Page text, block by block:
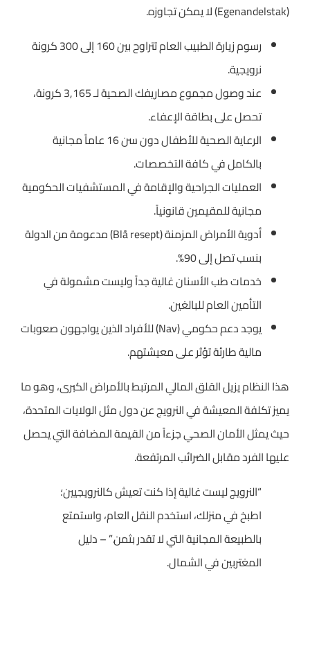
(Egenandelstak) لا يمكن تجاوزه.
رسوم زيارة الطبيب العام تتراوح بين 160 إلى 300 كرونة
نرويجية.
عند وصول مجموع مصاريفك الصحية لـ 3,165 كرونة،
تحصل على بطاقة الإعفاء.
الرعاية الصحية للأطفال دون سن 16 عاماً مجانية
بالكامل في كافة التخصصات.
العمليات الجراحية والإقامة في المستشفيات الحكومية
مجانية للمقيمين قانونياً.
أدوية الأمراض المزمنة (Blå resept) مدعومة من الدولة
بنسب تصل إلى 90%.
خدمات طب الأسنان غالية جداً وليست مشمولة في
التأمين العام للبالغين.
يوجد دعم حكومي (Nav) للأفراد الذين يواجهون صعوبات
مالية طارئة تؤثر على معيشتهم.
هذا النظام يزيل القلق المالي المرتبط بالأمراض الكبرى، وهو ما
يميز تكلفة المعيشة في النرويج عن دول مثل الولايات المتحدة،
حيث يمثل الأمان الصحي جزءاً من القيمة المضافة التي يحصل
عليها الفرد مقابل الضرائب المرتفعة.
“النرويج ليست غالية إذا كنت تعيش كالنرويجيين؛
اطبخ في منزلك، استخدم النقل العام، واستمتع
بالطبيعة المجانية التي لا تقدر بثمن.” – دليل
المغتربين في الشمال.